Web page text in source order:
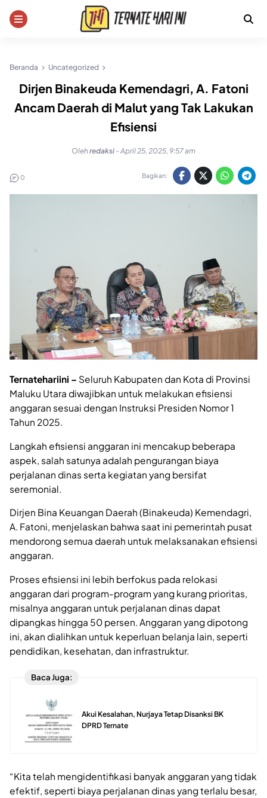
Beranda Uncategorized
Dirjen Binakeuda Kemendagri, A. Fatoni
Ancam Daerah di Malut yang Tak Lakukan
Efisiensi
Olehredaksi - April 25, 2025, 9:57 am
0 Bagikan:
Ternatehariini – Seluruh Kabupaten dan Kota di Provinsi
Maluku Utara diwajibkan untuk melakukan efisiensi
anggaran sesuai dengan Instruksi Presiden Nomor 1
Tahun 2025.
Langkah efisiensi anggaran ini mencakup beberapa
aspek, salah satunya adalah pengurangan biaya
perjalanan dinas serta kegiatan yang bersifat
seremonial.
Dirjen Bina Keuangan Daerah (Binakeuda) Kemendagri,
A. Fatoni, menjelaskan bahwa saat ini pemerintah pusat
mendorong semua daerah untuk melaksanakan efisiensi
anggaran.
Proses efisiensi ini lebih berfokus pada relokasi
anggaran dari program-program yang kurang prioritas,
misalnya anggaran untuk perjalanan dinas dapat
dipangkas hingga 50 persen. Anggaran yang dipotong
ini, akan dialihkan untuk keperluan belanja lain, seperti
pendidikan, kesehatan, dan infrastruktur.
Baca Juga:
Akui Kesalahan, Nurjaya Tetap Disanksi BK
DPRD Ternate
“Kita telah mengidentifikasi banyak anggaran yang tidak
efektif, seperti biaya perjalanan dinas yang terlalu besar,